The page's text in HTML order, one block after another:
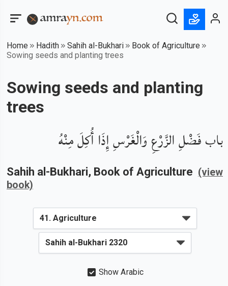
Home Hadith Sahih al-Bukhari
Book of Agriculture
Sowing seeds and planting trees
Sowing seeds and planting
trees
باب فَضْلِ الزَّرْعِ وَالْغَرْسِ إِذَا أُكِلَ مِنْهُ
Sahih al-Bukhari, Book of Agriculture (view
book)
Show Arabic